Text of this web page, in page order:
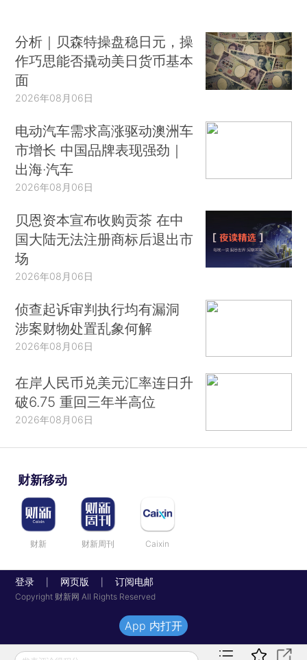
分析｜贝森特操盘稳日元，操
作巧思能否撬动美日货币基本
面
2026年08月06日
电动汽车需求高涨驱动澳洲车
市增长 中国品牌表现强劲｜
出海·汽车
2026年08月06日
贝恩资本宣布收购贡茶 在中
国大陆无法注册商标后退出市
场
2026年08月06日
侦查起诉审判执行均有漏洞
涉案财物处置乱象何解
2026年08月06日
在岸人民币兑美元汇率连日升
破6.75 重回三年半高位
2026年08月06日
财新移动
财新 财新周刊 Caixin
登录 网页版 订阅电邮
Copyright 财新网 All Rights Reserved
App 内打开